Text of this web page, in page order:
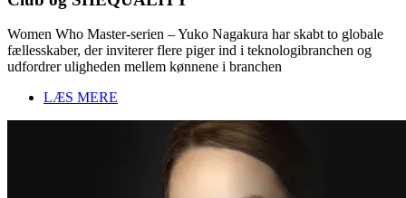
Women Who Master-serien – Yuko Nagakura har skabt to globale
fællesskaber, der inviterer flere piger ind i teknologibranchen og
udfordrer uligheden mellem kønnene i branchen
LÆS MERE